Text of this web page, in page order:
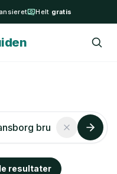
Helt gratis
resultater